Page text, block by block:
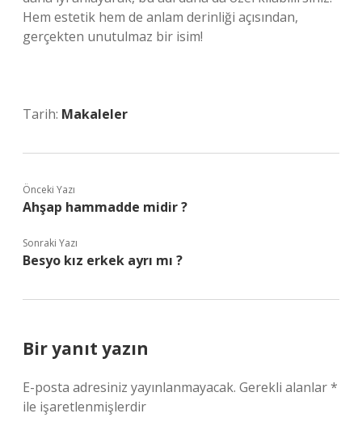
Hem estetik hem de anlam derinliği açısından,
gerçekten unutulmaz bir isim!
Tarih: Makaleler
Önceki Yazı
Ahşap hammadde midir ?
Sonraki Yazı
Besyo kız erkek ayrı mı ?
Bir yanıt yazın
E-posta adresiniz yayınlanmayacak. Gerekli alanlar*
ile işaretlenmişlerdir